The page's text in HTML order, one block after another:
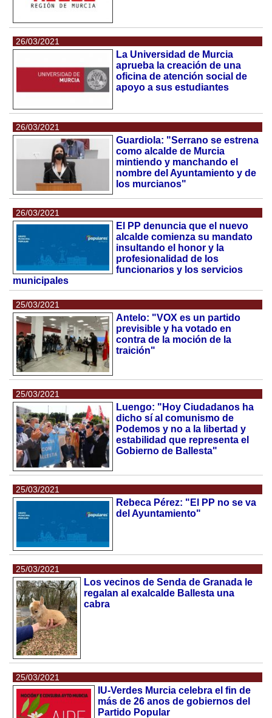
26/03/2021
La Universidad de Murcia
aprueba la creación de una
oficina de atención social de
apoyo a sus estudiantes
26/03/2021
Guardiola: "Serrano se estrena
como alcalde de Murcia
mintiendo y manchando el
nombre del Ayuntamiento y de
los murcianos"
26/03/2021
El PP denuncia que el nuevo
alcalde comienza su mandato
insultando el honor y la
profesionalidad de los
funcionarios y los servicios
municipales
25/03/2021
Antelo: "VOX es un partido
previsible y ha votado en
contra de la moción de la
traición"
25/03/2021
Luengo: "Hoy Ciudadanos ha
dicho sí al comunismo de
Podemos y no a la libertad y
estabilidad que representa el
Gobierno de Ballesta"
25/03/2021
Rebeca Pérez: "El PP no se va
del Ayuntamiento"
25/03/2021
Los vecinos de Senda de Granada le
regalan al exalcalde Ballesta una
cabra
25/03/2021
IU-Verdes Murcia celebra el fin de
más de 26 anos de gobiernos del
Partido Popular